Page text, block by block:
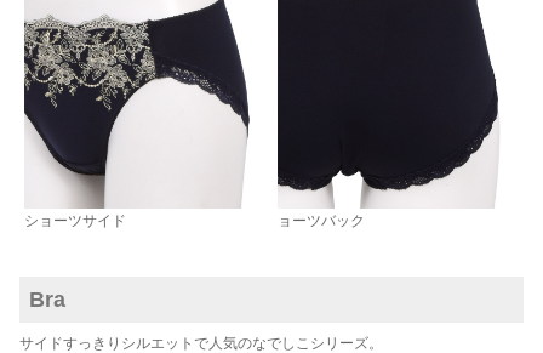
ショーツサイド ョーツバック
Bra
サイドすっきりシルエットで人気のなでしこシリーズ。